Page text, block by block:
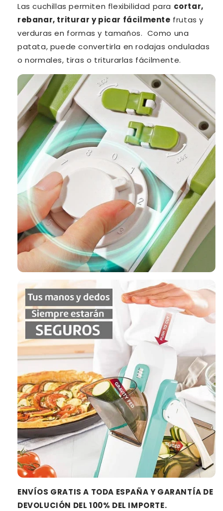
Las cuchillas permiten flexibilidad para cortar,
rebanar, triturar y picar fácilmente frutas y
verduras en formas y tamaños. Como una
patata, puede convertirla en rodajas onduladas
o normales, tiras o triturarlas fácilmente.
ENVÍOS GRATIS A TODA ESPAÑA Y GARANTÍA DE
DEVOLUCIÓN DEL 100% DEL IMPORTE.